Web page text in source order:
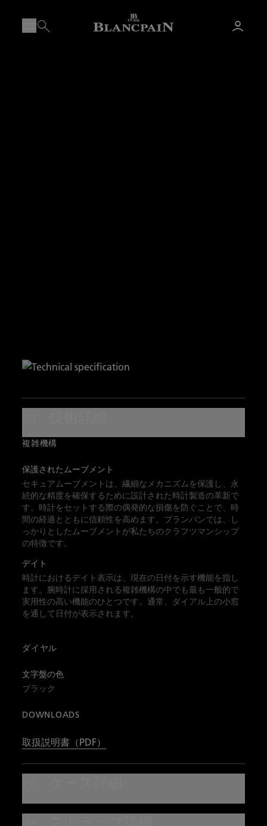
複雑機構
保護されたムーブメント
セキュアムーブメントは、繊細なメカニズムを保護し、永
続的な精度を確保するために設計された時計製造の革新で
す。時計をセットする際の偶発的な損傷を防ぐことで、時
間の経過とともに信頼性を高めます。ブランパンでは、し
っかりとしたムーブメントが私たちのクラフツマンシップ
の特徴です。
デイト
時計におけるデイト表示は、現在の日付を示す機能を指し
ます。腕時計に採用される複雑機構の中でも最も一般的で
実用性の高い機能のひとつです。通常、ダイアル上の小窓
を通して日付が表示されます。
ダイヤル
文字盤の色
ブラック
DOWNLOADS
取扱説明書（PDF）